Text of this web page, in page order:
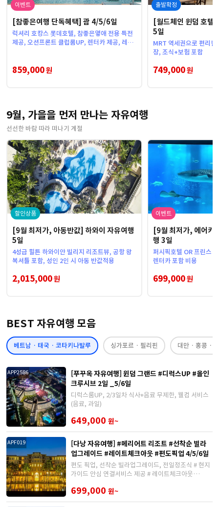
이벤트
[참좋은여행 단독혜택] 괌 4/5/6일
럭셔리 호캉스 롯데호텔, 참좋은옇애 전용 특전
제공, 오션프론트 클럽룸UP, 렌터카 제공, 레이
859,000원
출발확정
[월드체인 윈덤 호텔
5일
MRT 역세권으로 편리
장, 조식+보험 포함
749,000원
9월, 가을을 먼저 만나는 자유여행
선선한 바람 따라 떠나기 계절
할인상품
[9월 최저가, 아동반값] 하와이 자유여행
5일
4성급 힐튼 하와이안 빌리지 리조트뷰, 공항 왕
복셔틀 포함, 성인 2인 시 아동 반값적용
2,015,000원
이벤트
[9월 최저가, 에어카
행 3일
퍼시픽호텔 OR 프린스
렌터카 포함 비용
699,000원
BEST 자유여행 모음
베트남 · 태국 · 코타키나발루 싱가포르 · 필리핀 대만 · 홍콩 ·
APP2586
[푸꾸옥 자유여행] 윈덤 그랜드 #디럭스UP #올인
크루시브 2일 _5/6일
디럭스룸UP, 2/3일차 식사+음료 무제한, 웰컴 서비스
(음료, 과일)
649,000 원~
APF019
[다낭 자유여행] #메리어트 리조트 #선착순 빌라
업그레이드 #레이트체크아웃 #편도픽업 4/5/6일
편도 픽업, 선착순 빌라업그레이드, 전일정조식 # 현지
가이드 안심 연결서비스 제공 # 레이트체크아웃
699,000 원~